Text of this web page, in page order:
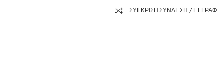
ΣΎΓΚΡΙΣΗΣΎΝΔΕΣΗ /